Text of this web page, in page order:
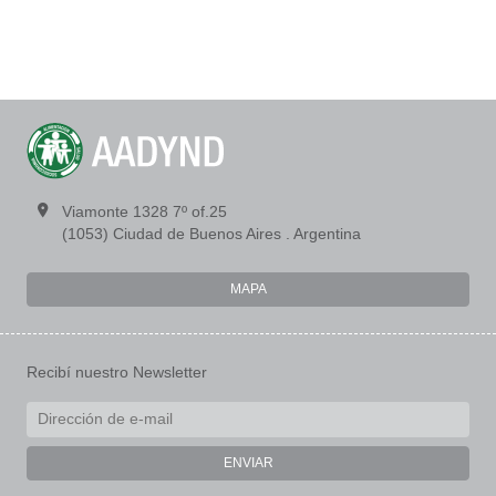
Viamonte 1328 7º of.25
(1053) Ciudad de Buenos Aires . Argentina
MAPA
Recibí nuestro Newsletter